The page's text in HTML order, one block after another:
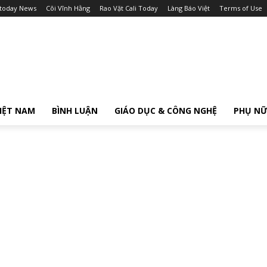
News Cõi Vĩnh Hằng Rao Vặt Cali Today Làng Báo Việt Terms of Use
NAM BÌNH LUẬN GIÁO DỤC & CÔNG NGHỆ PHỤ NỮ